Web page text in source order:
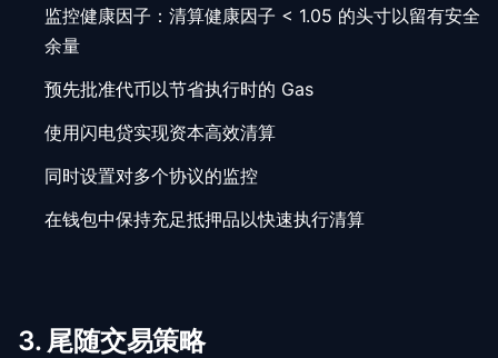
监控健康因子：清算健康因子 < 1.05 的头寸以留有安全
余量
预先批准代币以节省执行时的 Gas
使用闪电贷实现资本高效清算
同时设置对多个协议的监控
在钱包中保持充足抵押品以快速执行清算
3. 尾随交易策略